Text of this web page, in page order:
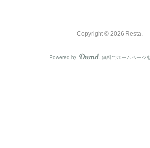
Copyright © 2026 Resta.
Powered by AmebaOwnd
無料でホームページ